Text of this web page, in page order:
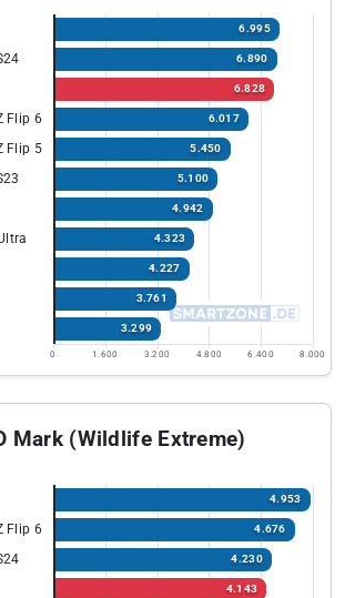
6.995
6.890
6.828
Flip 6 6.017
Flip 5 5.450
5.100
4.942
4.323
4.227
3.761
3.299
0 1.600 3.200 4.800 6.400 8.000
Mark (Wildlife Extreme)
4.953
Flip 6 4.676
4.230
4.143